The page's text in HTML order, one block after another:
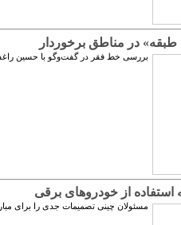
در مناطق برخوردار
بررسی خط فقر در گفت‌وگو با حسین
استفاده از خودروهای برقی
مسئولان چینی تصمیمات جدی را برای